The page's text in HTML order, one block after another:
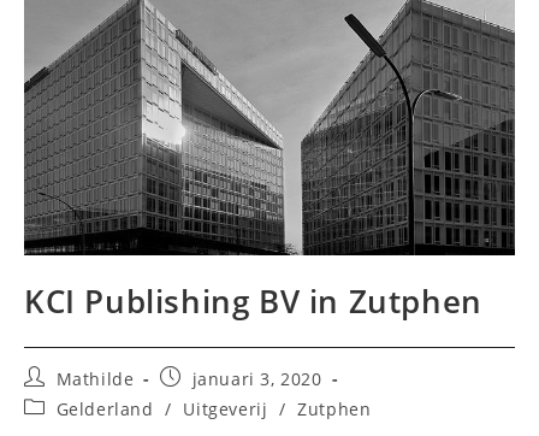
KCI Publishing BV in Zutphen
Bericht
auteur:
Mathilde
Bericht
gepubliceerd
op:
januari 3, 2020
Berichtcategorie:
Gelderland / Uitgeverij / Zutphen